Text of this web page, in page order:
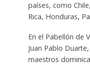
países, como
Rica, Honduras,
En el Pabellón de
Juan Pablo
maestros